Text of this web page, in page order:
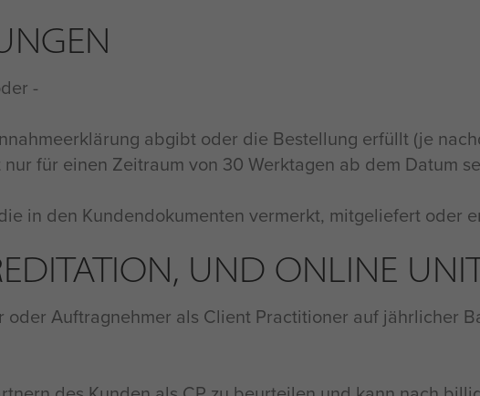
-
abgibt oder die Bestellung erfüllt (je
für einen Zeitraum von 30 Werktagen ab dem Datum
in den Kundendokumenten vermerkt, mitgeliefert
UND ONLINE
Auftragnehmer als Client Practitioner auf